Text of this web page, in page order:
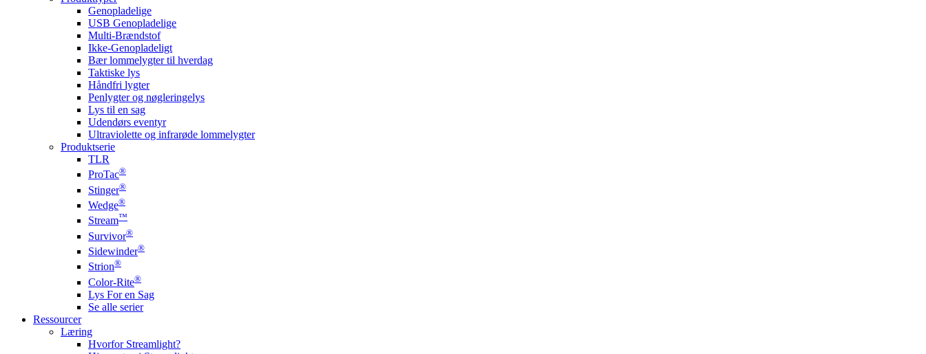
Genopladelige
USB Genopladelige
Multi-Brændstof
Ikke-Genopladeligt
Bær lommelygter til hverdag
Taktiske lys
Håndfri lygter
Penlygter og nøgleringelys
Lys til en sag
Udendørs eventyr
Ultraviolette og infrarøde lommelygter
Produktserie
TLR
ProTac®
Stinger®
Wedge®
Stream™
Survivor®
Sidewinder®
Strion®
Color-Rite®
Lys For en Sag
Se alle serier
Ressourcer
Læring
Hvorfor Streamlight?